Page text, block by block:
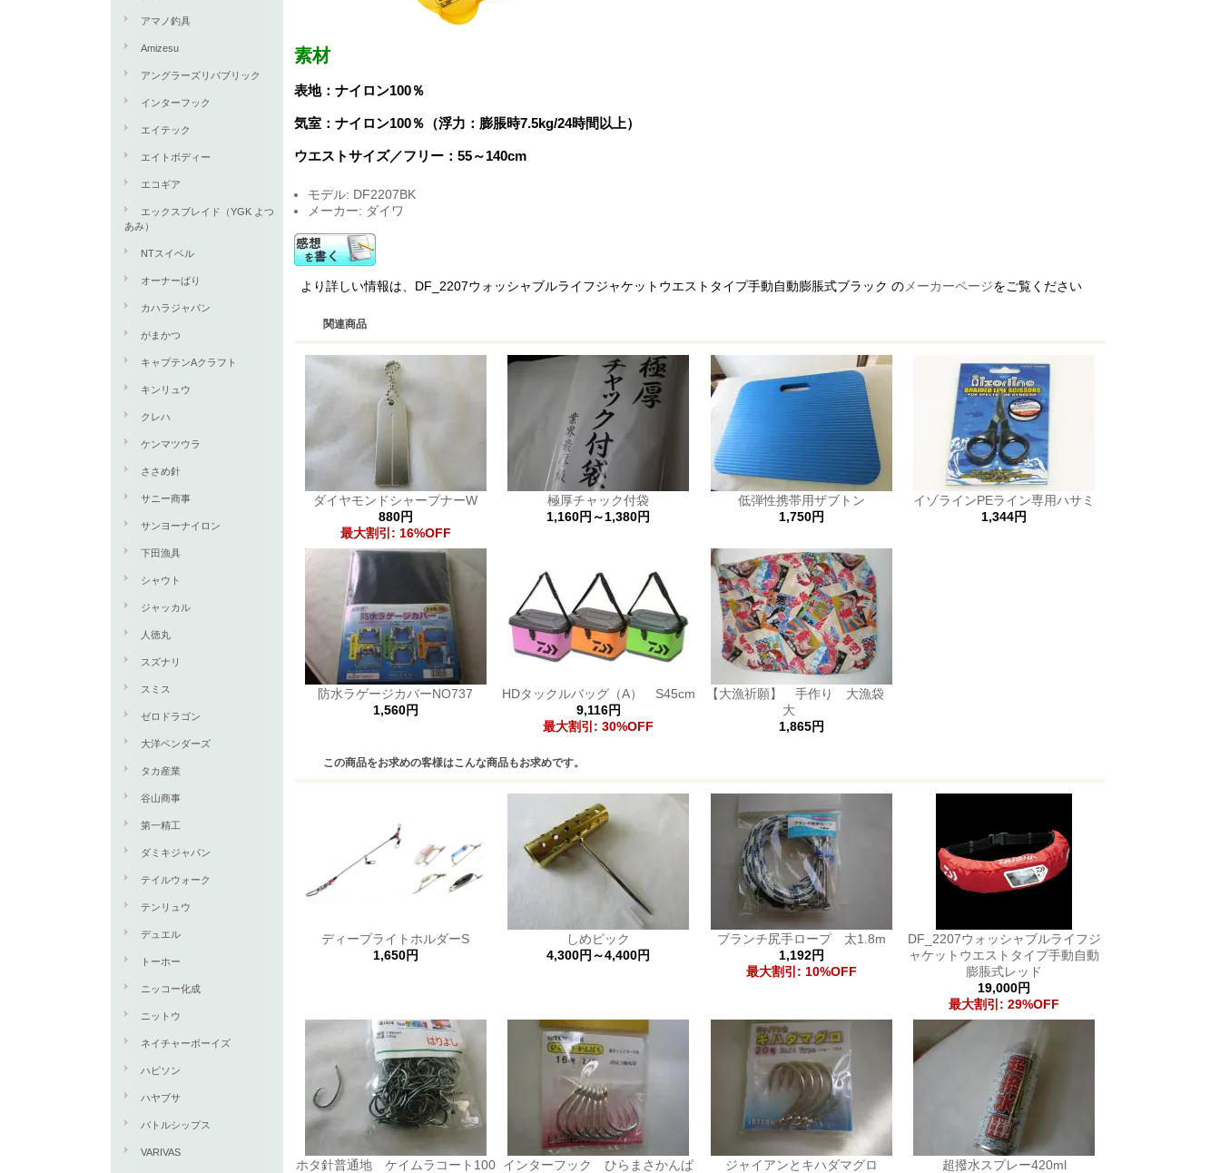
アマノ釣具
Amizesu
アングラーズリパブリック
インターフック
エイテック
エイトボディー
エコギア
エックスブレイド（YGK よつ
あみ）
NTスイベル
オーナーばり
カハラジャパン
がまかつ
キャプテンAクラフト
キンリュウ
クレハ
ケンマツウラ
ささめ針
サニー商事
サンヨーナイロン
下田漁具
シャウト
ジャッカル
人徳丸
スズナリ
スミス
ゼロドラゴン
大洋ベンダーズ
タカ産業
谷山商事
第一精工
ダミキジャパン
テイルウォーク
テンリュウ
デュエル
トーホー
ニッコー化成
ニットウ
ネイチャーボーイズ
ハピソン
ハヤブサ
バトルシップス
VARIVAS
素材
表地：ナイロン100％
気室：ナイロン100％（浮力：膨脹時7.5kg/24時間以上）
ウエストサイズ／フリー：55～140cm
モデル: DF2207BK
メーカー: ダイワ
より詳しい情報は、DF_2207ウォッシャブルライフジャケットウエストタイプ手動自動膨脹式ブラック の メーカーページをご覧ください
関連商品
ダイヤモンドシャープナーW
880円
最大割引: 16%OFF
極厚チャック付袋
1,160円～1,380円
低弾性携帯用ザブトン
1,750円
イゾラインPEライン専用ハサミ
1,344円
防水ラゲージカバーNO737
1,560円
HDタックルバッグ（A） S45cm
9,116円
最大割引: 30%OFF
【大漁祈願】 手作り 大漁袋
大
1,865円
この商品をお求めの客様はこんな商品もお求めです。
ディープライトホルダーS
1,650円
しめピック
4,300円～4,400円
ブランチ尻手ロープ 太1.8m
1,192円
最大割引: 10%OFF
DF_2207ウォッシャブルライフジ
ャケットウエストタイプ手動自動
膨脹式レッド
19,000円
最大割引: 29%OFF
ホタ針普通地 ケイムラコート100 インターフック ひらまさかんぱ
ジャイアンとキハダマグロ
超撥水スプレー420ml